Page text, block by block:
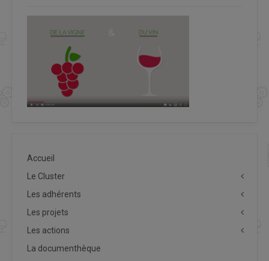
Accueil
Le Cluster
Les adhérents
Les projets
Les actions
La documenthèque